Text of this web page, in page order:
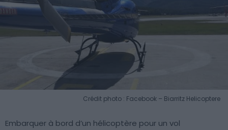
Crédit photo : Facebook – Biarritz Helicoptere
Embarquer à bord d’un hélicoptère pour un vol